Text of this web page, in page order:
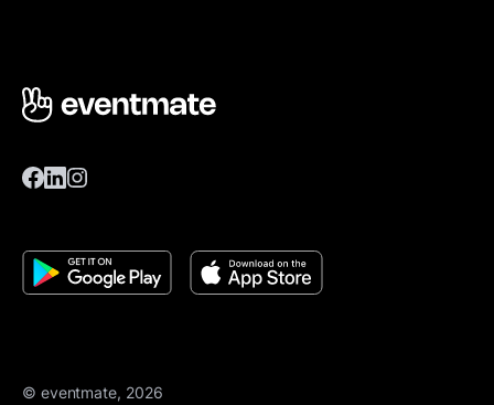
© eventmate, 2026